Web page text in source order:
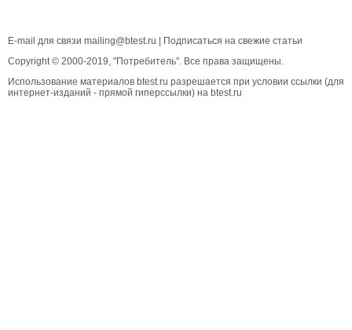
E-mail для связи mailing@btest.ru
Подписаться на свежие статьи
Copyright © 2000-2019, "Потребитель". Все права защищены.
Использование материалов btest.ru разрешается при условии ссылки (для
интернет-изданий - прямой гиперссылки) на btest.ru